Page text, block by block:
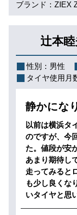
ブランド：ZIEX
辻本
性別： 男性
タイヤ使用月
静かにな
以前は横浜タ
のですが、今
た。値段が安
あまり期待し
走ってみると
も少し良くな
いタイヤと思